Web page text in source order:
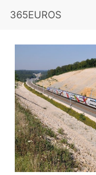
365EUROS